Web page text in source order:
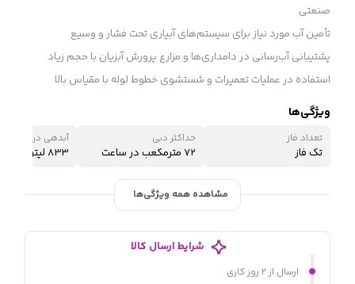
صنعتی
تأمین آب مورد نیاز برای سیستم‌های آبیاری تحت فشار و وسیع
پشتیبانی آب‌رسانی در دامداری‌ها و مزارع پرورش آبزیان با حجم زیاد
استفاده در عملیات تعمیرات و شستشوی خطوط لوله با مقیاس بالا
ویژگی‌ها
تعداد فاز
تک فاز
حداکثر دبی
72 مترمکعب در ساعت
آبدهی در نقطه
833 لیتر در دقیقه
مشاهده همه ویژگی‌ها
شرایط ارسال کالا
ارسال از ۲ روز کاری